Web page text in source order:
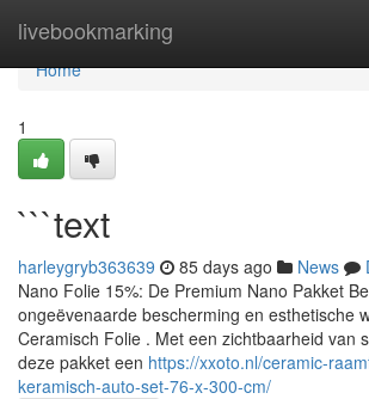
livebookmarking
Home
Home
1
```text
harleygryb363639 85 days ago News
Nano Folie 15%: De Premium Nano Pakket
ongeëvenaarde bescherming en esthetische
Ceramisch Folie . Met een zichtbaarheid van
deze pakket een https://xxoto.nl/ceramic-
keramisch-auto-set-76-x-300-cm/